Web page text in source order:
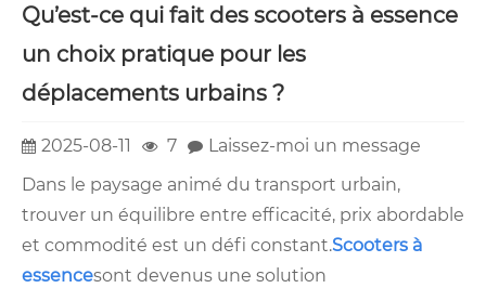
Qu’est-ce qui fait des scooters à essence
un choix pratique pour les
déplacements urbains ?
2025-08-11 7
Laissez-moi un message
Dans le paysage animé du transport urbain,
trouver un équilibre entre efficacité, prix abordable
et commodité est un défi constant.Scooters à
essencesont devenus une solution